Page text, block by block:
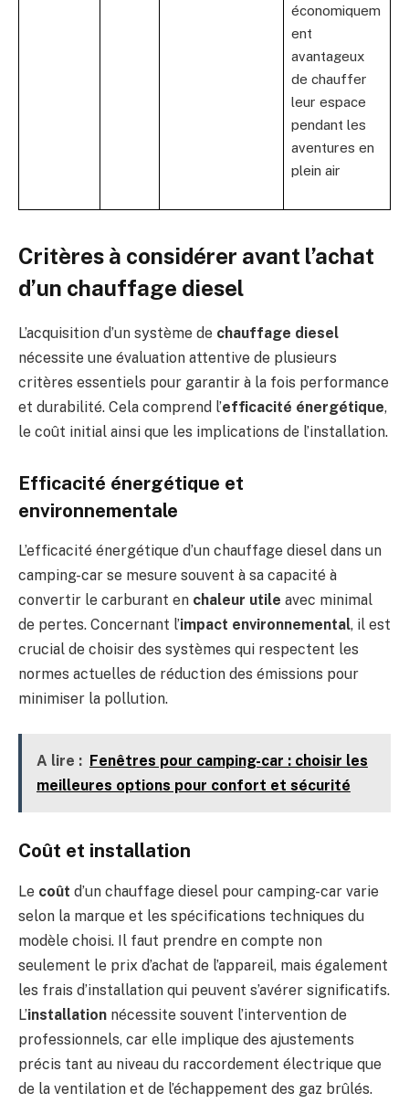
économiquem
ent
avantageux
de chauffer
leur espace
pendant les
aventures en
plein air
Critères à considérer avant l’achat
d’un chauffage diesel
L’acquisition d’un système de chauffage diesel
nécessite une évaluation attentive de plusieurs
critères essentiels pour garantir à la fois performance
et durabilité. Cela comprend l’efficacité énergétique,
le coût initial ainsi que les implications de l’installation.
Efficacité énergétique et
environnementale
L’efficacité énergétique d’un chauffage diesel dans un
camping-car se mesure souvent à sa capacité à
convertir le carburant en chaleur utile avec minimal
de pertes. Concernant l’impact environnemental, il est
crucial de choisir des systèmes qui respectent les
normes actuelles de réduction des émissions pour
minimiser la pollution.
A lire : Fenêtres pour camping-car : choisir les
meilleures options pour confort et sécurité
Coût et installation
Le coût d’un chauffage diesel pour camping-car varie
selon la marque et les spécifications techniques du
modèle choisi. Il faut prendre en compte non
seulement le prix d’achat de l’appareil, mais également
les frais d’installation qui peuvent s’avérer significatifs.
L’installation nécessite souvent l’intervention de
professionnels, car elle implique des ajustements
précis tant au niveau du raccordement électrique que
de la ventilation et de l’échappement des gaz brûlés.